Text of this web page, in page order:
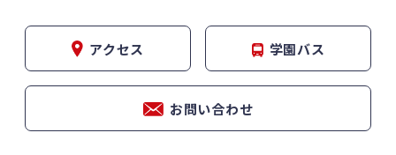
アクセス 学園バス
お問い合わせ